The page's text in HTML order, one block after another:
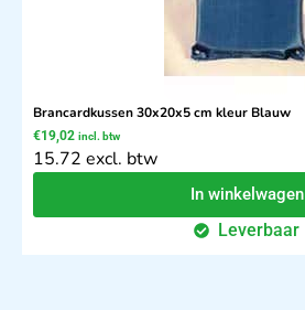
Brancardkussen 30x20x5 cm kleur Blauw
€19,02 incl. btw
15.72 excl. btw
In winkelwagen
Leverbaar